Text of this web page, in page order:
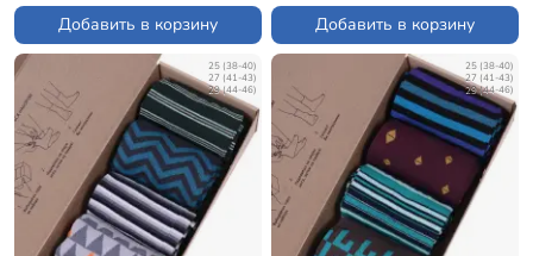
Добавить в корзину
Добавить в корзину
25 (38-40)
27 (41-43)
29 (44-46)
25 (38-40)
27 (41-43)
29 (44-46)